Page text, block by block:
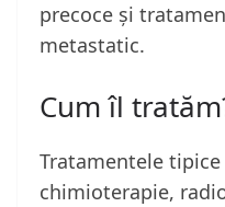
precoce și
metastatic.
Cum îl
Tratamentele
chimioterapie,